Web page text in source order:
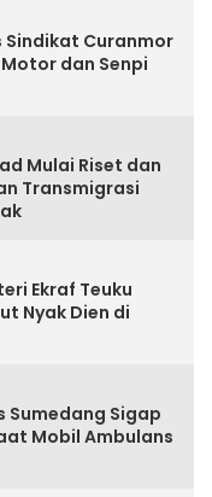
Sindikat Curanmor
dan Senpi
Mulai Riset dan
Transmigrasi
Ekraf Teuku
Nyak Dien di
Sigap
Mobil Ambulans